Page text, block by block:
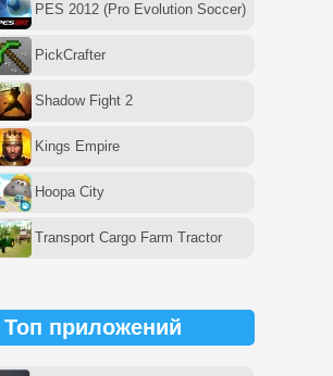
PES 2012 (Pro Evolution Soccer)
PickCrafter
Shadow Fight 2
Kings Empire
Hoopa City
Transport Cargo Farm Tractor
Топ приложений